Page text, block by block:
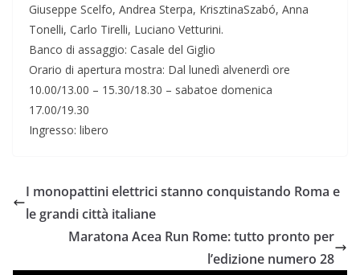
Giuseppe Scelfo, Andrea Sterpa, KrisztinaSzabó, Anna
Tonelli, Carlo Tirelli, Luciano Vetturini.
Banco di assaggio: Casale del Giglio
Orario di apertura mostra: Dal lunedì alvenerdì ore
10.00/13.00 – 15.30/18.30 – sabatoe domenica
17.00/19.30
Ingresso: libero
I monopattini elettrici stanno conquistando Roma e
le grandi città italiane
Maratona Acea Run Rome: tutto pronto per
l’edizione numero 28